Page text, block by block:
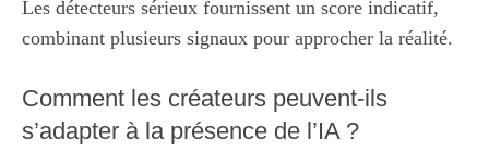
Les détecteurs sérieux fournissent un score indicatif,
combinant plusieurs signaux pour approcher la réalité.
Comment les créateurs peuvent-ils
s’adapter à la présence de l’IA ?